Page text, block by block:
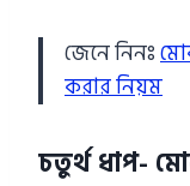
জেনে নিনঃ
করার নিয়ম
চতুর্থ ধাপ-